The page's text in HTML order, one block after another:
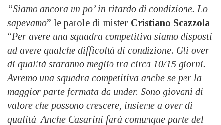
“Siamo ancora un po’ in ritardo di condizione. Lo
sapevamo” le parole di mister Cristiano Scazzola
“Per avere una squadra competitiva siamo disposti
ad avere qualche difficoltà di condizione. Gli over
di qualità staranno meglio tra circa 10/15 giorni.
Avremo una squadra competitiva anche se per la
maggior parte formata da under. Sono giovani di
valore che possono crescere, insieme a over di
qualità. Anche Casarini farà comunque parte del